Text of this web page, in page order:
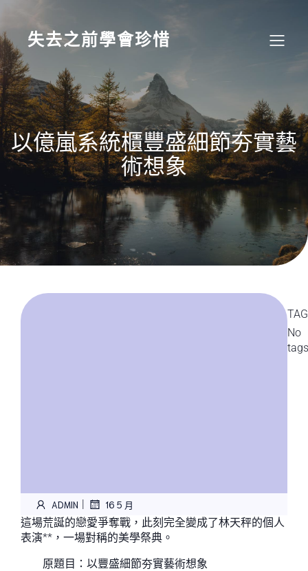
content
失去之前學會珍惜
以億嵐系統櫃豐盛細節夯實藝
術想象
ADMIN | 16 5 月
這場荒誕的戀愛爭奪戰，此刻完全變成了林天秤的個人
表演**，一場對稱的美學祭典。
原題目：以豐盛細節夯實藝術想象
No
tags